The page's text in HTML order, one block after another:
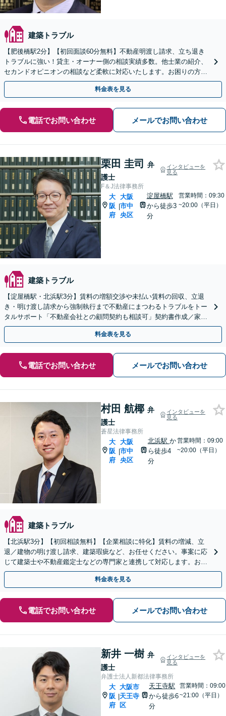
建築トラブル
【肥後橋駅2分】【初回面談60分無料】不動産明渡し請求、立ち退き
トラブルに強い！貸主・オーナー側の相談実績多数。他士業の紹介、
セカンドオピニオンの相談など柔軟に対応いたします。お困りの方
は、お気軽にご相談ください【夜間・休日対応可】
料金表を見る
電話でお問い合わせ メールでお問い合わせ
栗田 圭司
弁
護士
インタビューを
見る
F＆J法律事務所
大
阪
府
|
大阪
市中
央区
淀屋橋駅
から徒歩3
分
営業時間：09:30
~20:00（平日）
建築トラブル
【淀屋橋駅・北浜駅3分】賃料の増額交渉や未払い賃料の回収、立退
き・明け渡し請求から強制執行まで不動産にまつわるトラブルをトー
タルサポート「不動産会社との顧問契約も相談可」契約書作成／家賃
未払い対応／立退・建物の明け渡し請求／立退料の増額対応
料金表を見る
電話でお問い合わせ メールでお問い合わせ
村田 航椰 弁
護士
インタビューを
見る
蒼星法律事務所
大
阪
府
|
大阪
市中
央区
北浜駅 か
ら徒歩4
分
営業時間：09:00
~20:00（平日）
建築トラブル
【北浜駅3分】【初回相談無料】【企業相談に特化】賃料の増減、立
退／建物の明け渡し請求、建築瑕疵など、お任せください。事案に応
じて建築士や不動産鑑定士などの専門家と連携して対応します。お気
軽にご相談ください。【電話相談可】【夜間・土日対応可】
料金表を見る
電話でお問い合わせ メールでお問い合わせ
新井 一樹 弁
護士
インタビューを
見る
弁護士法人新都法律事務所
大
阪
府
|
大阪市
天王寺
区
天王寺駅
から徒歩6
分
営業時間：09:00
~21:00（平日）